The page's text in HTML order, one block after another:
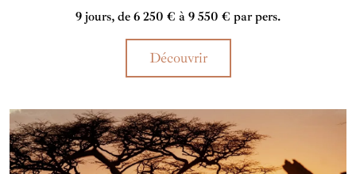
9 jours, de 6 250 € à 9 550 € par pers.
Découvrir